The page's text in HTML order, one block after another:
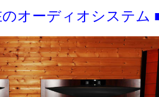
のオーディオシステム